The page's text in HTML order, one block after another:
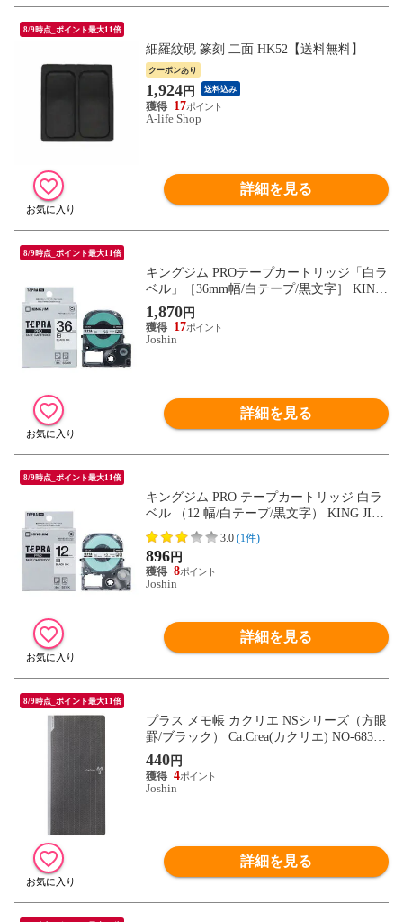
8/9時点_ポイント最大11倍
細羅紋硯 篆刻 二面 HK52【送料無料】
クーポンあり
1,924円 送料込み
17
A-life Shop
詳細を見る
8/9時点_ポイント最大11倍
キングジム PROテープカートリッジ「白ラ
ベル」［36mm幅/白テープ/黒文字］ KING
JIM TEPRA（テプラ）PROシリーズ SS36K
【返品種別A】
1,870円
17
Joshin
詳細を見る
8/9時点_ポイント最大11倍
キングジム PRO テープカートリッジ 白ラ
ベル （12 幅/白テープ/黒文字） KING JIM
TEPRA（テプラ）PROシリーズ SS12K
【返品種別A】
3.0 (1件)
896円
8
Joshin
詳細を見る
8/9時点_ポイント最大11倍
プラス メモ帳 カクリエ NSシリーズ（方眼
罫/ブラック） Ca.Crea(カクリエ) NO-683G
C(77762) 【返品種別A】
440円
4
Joshin
詳細を見る